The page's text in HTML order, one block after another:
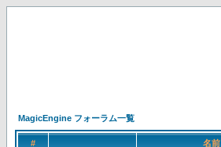
MagicEngine フォーラム一覧
# 名前